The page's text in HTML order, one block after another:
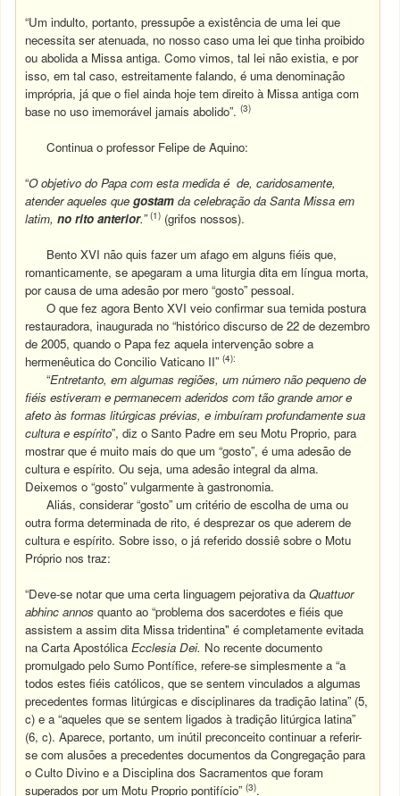
“Um indulto, portanto, pressupõe a existência de uma lei que
necessita ser atenuada, no nosso caso uma lei que tinha proibido
ou abolida a Missa antiga. Como vimos, tal lei não existia, e por
isso, em tal caso, estreitamente falando, é uma denominação
imprópria, já que o fiel ainda hoje tem direito à Missa antiga com
base no uso imemorável jamais abolido”.(3)
Continua o professor Felipe de Aquino:
“O objetivo do Papa com esta medida é de, caridosamente,
atender aqueles quegostam da celebração da Santa Missa em
latim,no rito anterior.”(1) (grifos nossos).
Bento XVI não quis fazer um afago em alguns fiéis que,
romanticamente, se apegaram a uma liturgia dita em língua morta,
por causa de uma adesão por mero “gosto” pessoal.
O que fez agora Bento XVI veio confirmar sua temida postura
restauradora, inaugurada no “histórico discurso de 22 de dezembro
de 2005, quando o Papa fez aquela intervenção sobre a
hermenêutica do Concilio Vaticano II”(4):
“Entretanto, em algumas regiões, um número não pequeno de
fiéis estiveram e permanecem aderidos com tão grande amor e
afeto às formas litúrgicas prévias, e imbuíram profundamente sua
cultura e espírito”, diz o Santo Padre em seu Motu Proprio, para
mostrar que é muito mais do que um “gosto”, é uma adesão de
cultura e espírito. Ou seja, uma adesão integral da alma.
Deixemos o “gosto” vulgarmente à gastronomia.
Aliás, considerar “gosto” um critério de escolha de uma ou
outra forma determinada de rito, é desprezar os que aderem de
cultura e espírito. Sobre isso, o já referido dossiê sobre o Motu
Próprio nos traz:
“Deve-se notar que uma certa linguagem pejorativa daQuattuor
abhinc annos quanto ao “problema dos sacerdotes e fiéis que
assistem a assim dita Missa tridentina" é completamente evitada
na Carta ApostólicaEcclesia Dei. No recente documento
promulgado pelo Sumo Pontífice, refere-se simplesmente a “a
todos estes fiéis católicos, que se sentem vinculados a algumas
precedentes formas litúrgicas e disciplinares da tradição latina” (5,
c) e a “aqueles que se sentem ligados à tradição litúrgica latina”
(6, c). Aparece, portanto, um inútil preconceito continuar a referir-
se com alusões a precedentes documentos da Congregação para
o Culto Divino e a Disciplina dos Sacramentos que foram
superados por um Motu Proprio pontifício”(3).